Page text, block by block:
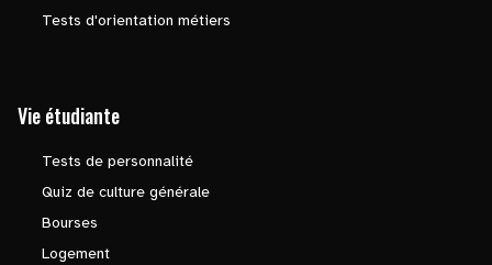
Tests d'orientation métiers
Vie étudiante
Tests de personnalité
Quiz de culture générale
Bourses
Logement